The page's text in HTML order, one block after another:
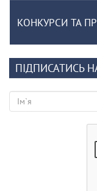
КОНКУРСИ ТА
ПІДПИСАТИСЬ